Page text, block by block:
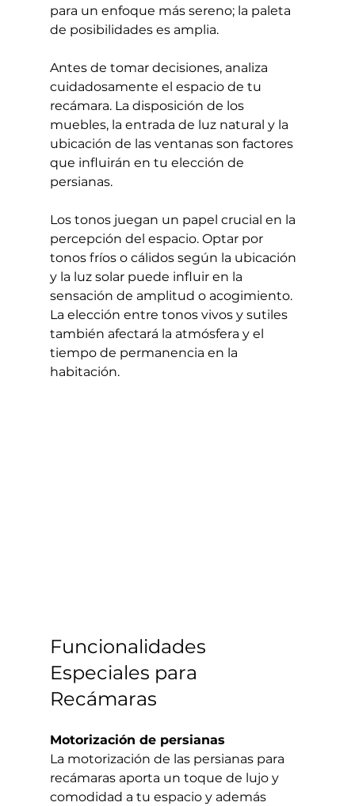
para un enfoque más sereno; la paleta
de posibilidades es amplia.
Antes de tomar decisiones, analiza
cuidadosamente el espacio de tu
recámara. La disposición de los
muebles, la entrada de luz natural y la
ubicación de las ventanas son factores
que influirán en tu elección de
persianas.
Los tonos juegan un papel crucial en la
percepción del espacio. Optar por
tonos fríos o cálidos según la ubicación
y la luz solar puede influir en la
sensación de amplitud o acogimiento.
La elección entre tonos vivos y sutiles
también afectará la atmósfera y el
tiempo de permanencia en la
habitación.
Funcionalidades
Especiales para
Recámaras
Motorización de persianas
La motorización de las persianas para
recámaras aporta un toque de lujo y
comodidad a tu espacio y además